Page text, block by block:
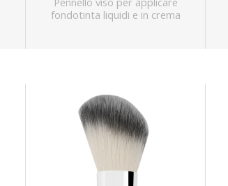
fondotinta liquidi e in crema